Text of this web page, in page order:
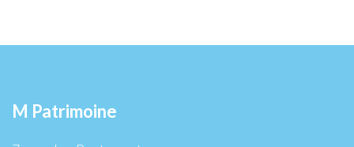
M Patrimoine